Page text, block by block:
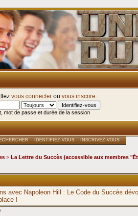
vous connecter ou vous inscrire
mot de passe et durée de la session
IDENTIFIEZ-VOUS INSCRIVEZ-VOUS
> La Lettre du Succès (accessible aux membres
avec Napoleon Hill : Le Code du Succès
!